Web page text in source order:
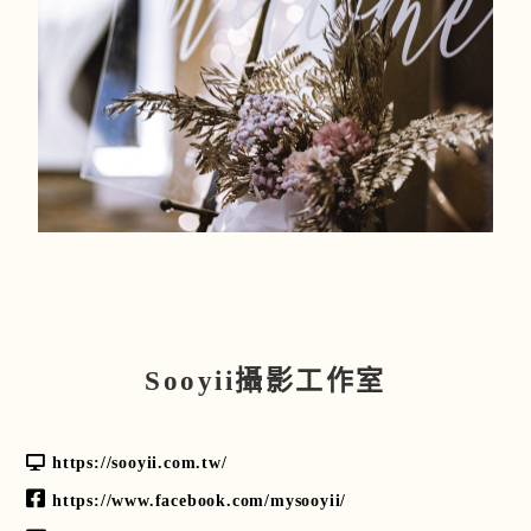
Sooyii攝影工作室
​https://sooyii.com.tw/
https://www.facebook.com/mysooyii/